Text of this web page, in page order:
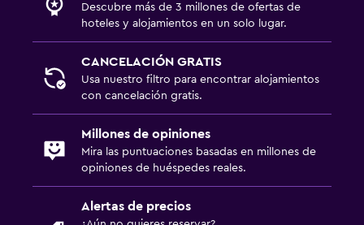
Descubre más de 3 millones de ofertas de
hoteles y alojamientos en un solo lugar.
CANCELACIÓN GRATIS
Usa nuestro filtro para encontrar alojamientos
con cancelación gratis.
Millones de opiniones
Mira las puntuaciones basadas en millones de
opiniones de huéspedes reales.
Alertas de precios